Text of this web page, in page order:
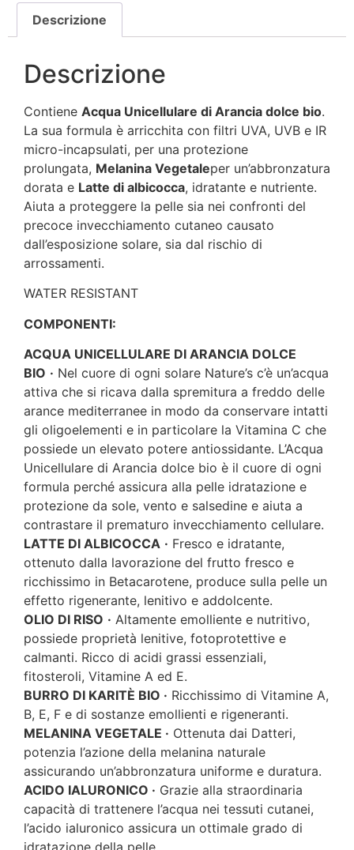
Descrizione
Descrizione
Contiene Acqua Unicellulare di Arancia dolce bio.
La sua formula è arricchita con filtri UVA, UVB e IR
micro-incapsulati, per una protezione
prolungata, Melanina Vegetaleper un’abbronzatura
dorata e Latte di albicocca, idratante e nutriente.
Aiuta a proteggere la pelle sia nei confronti del
precoce invecchiamento cutaneo causato
dall’esposizione solare, sia dal rischio di
arrossamenti.
WATER RESISTANT
COMPONENTI:
ACQUA UNICELLULARE DI ARANCIA DOLCE
BIO · Nel cuore di ogni solare Nature’s c’è un’acqua
attiva che si ricava dalla spremitura a freddo delle
arance mediterranee in modo da conservare intatti
gli oligoelementi e in particolare la Vitamina C che
possiede un elevato potere antiossidante. L’Acqua
Unicellulare di Arancia dolce bio è il cuore di ogni
formula perché assicura alla pelle idratazione e
protezione da sole, vento e salsedine e aiuta a
contrastare il prematuro invecchiamento cellulare.
LATTE DI ALBICOCCA · Fresco e idratante,
ottenuto dalla lavorazione del frutto fresco e
ricchissimo in Betacarotene, produce sulla pelle un
effetto rigenerante, lenitivo e addolcente.
OLIO DI RISO · Altamente emolliente e nutritivo,
possiede proprietà lenitive, fotoprotettive e
calmanti. Ricco di acidi grassi essenziali,
fitosteroli, Vitamine A ed E.
BURRO DI KARITÈ BIO · Ricchissimo di Vitamine A,
B, E, F e di sostanze emollienti e rigeneranti.
MELANINA VEGETALE · Ottenuta dai Datteri,
potenzia l’azione della melanina naturale
assicurando un’abbronzatura uniforme e duratura.
ACIDO IALURONICO · Grazie alla straordinaria
capacità di trattenere l’acqua nei tessuti cutanei,
l’acido ialuronico assicura un ottimale grado di
idratazione della pelle.